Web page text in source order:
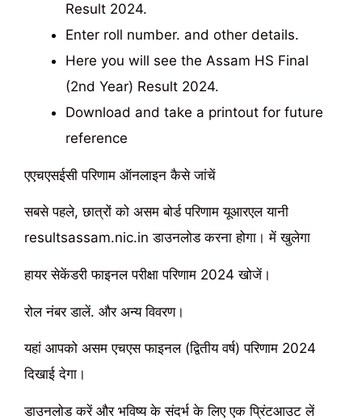
Result 2024.
Enter roll number. and other details.
Here you will see the Assam HS Final
(2nd Year) Result 2024.
Download and take a printout for future
reference
एएचएसईसी परिणाम ऑनलाइन कैसे जांचें
सबसे पहले, छात्रों को असम बोर्ड परिणाम यूआरएल यानी
resultsassam.nic.in डाउनलोड करना होगा। में खुलेगा
हायर सेकेंडरी फाइनल परीक्षा परिणाम 2024 खोजें।
रोल नंबर डालें. और अन्य विवरण।
यहां आपको असम एचएस फाइनल (द्वितीय वर्ष) परिणाम 2024
दिखाई देगा।
डाउनलोड करें और भविष्य के संदर्भ के लिए एक प्रिंटआउट लें